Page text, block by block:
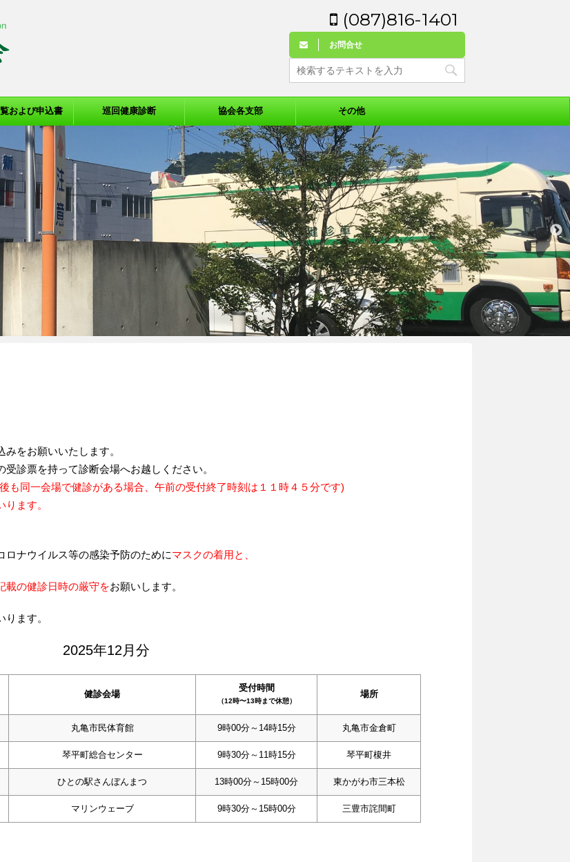
(087)816-1401
お問合せ
および申込書 巡回健康診断 協会各支部 その他
をお願いいたします。
診票を持って診断会場へお越しください。
も同一会場で健診がある場合、午前の受付終了時刻は１１時４５分です)
ます。
ナウイルス等の感染予防のためにマスクの着用と、
載の健診日時の厳守をお願いします。
ます。
2025年12月分
健診会場
受付時間
（12時〜13時まで休憩）
場所
丸亀市民体育館 9時00分～14時15分 丸亀市金倉町
琴平町総合センター 9時30分～11時15分 琴平町榎井
ひとの駅さんぼんまつ 13時00分～15時00分 東かがわ市三本松
マリンウェーブ 9時30分～15時00分 三豊市詫間町